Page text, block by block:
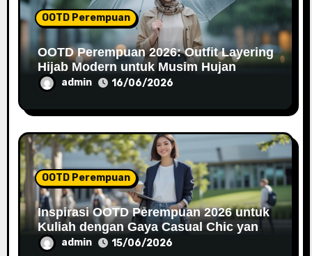
OOTD Perempuan
OOTD Perempuan 2026: Outfit Layering
Hijab Modern untuk Musim Hujan
admin 16/06/2026
OOTD Perempuan
Inspirasi OOTD Perempuan 2026 untuk
Kuliah dengan Gaya Casual Chic yang
Trendy
admin 15/06/2026